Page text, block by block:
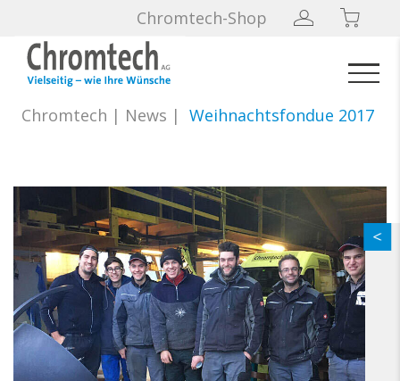
Chromtech-Shop
Chromtech | News | Weihnachtsfondue 2017